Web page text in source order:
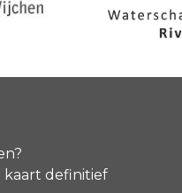
kaart definitief